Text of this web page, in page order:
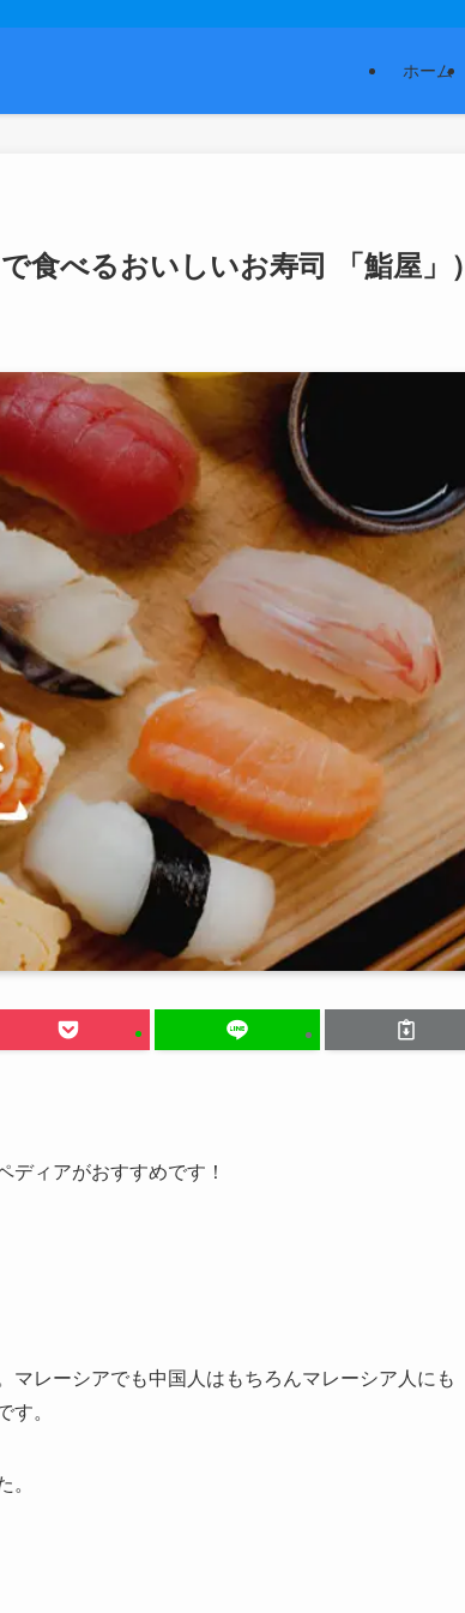
ホーム
食べるおいしいお寿司 「鮨屋」）
ディアがおすすめです！
レーシアでも中国人はもちろんマレーシア人にも
す。
。